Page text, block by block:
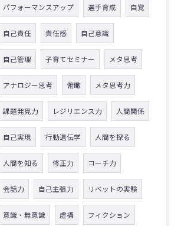
パフォーマンスアップ 選手育成 自覚
自己責任 責任感 自己意識
自己管理 子育てセミナー メタ思考
アナロジー思考 俯瞰 メタ思考力
課題発見力 レジリエンス力 人間関係
自己実現 行動遺伝学 人間を探る
人間を知る 修正力 コーチ力
会話力 自己主張力 リベットの実験
意識・無意識 虚構 フィクション